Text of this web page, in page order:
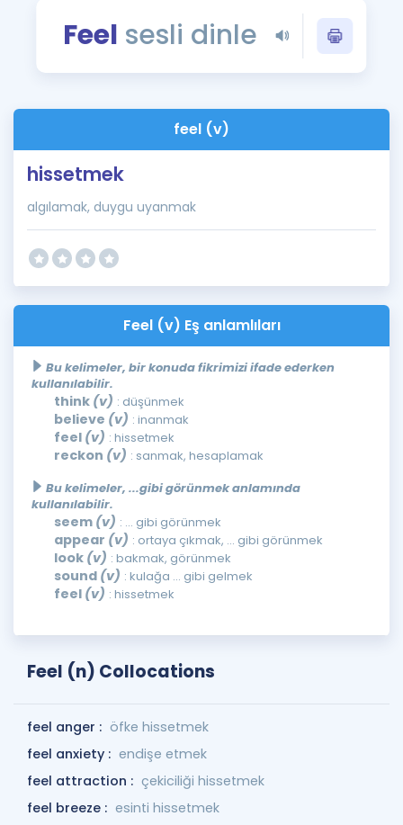
Blog
İngilizce Gramer
Feel sesli dinle
feel (v)
hissetmek
algılamak, duygu uyanmak
Feel (v) Eş anlamlıları
Bu kelimeler, bir konuda fikrimizi ifade ederken
kullanılabilir.
think (v) : düşünmek
believe (v) : inanmak
feel (v) : hissetmek
reckon (v) : sanmak, hesaplamak
Bu kelimeler, ...gibi görünmek anlamında
kullanılabilir.
seem (v) : ... gibi görünmek
appear (v) : ortaya çıkmak, ... gibi görünmek
look (v) : bakmak, görünmek
sound (v) : kulağa ... gibi gelmek
feel (v) : hissetmek
Feel (n) Collocations
feel anger : öfke hissetmek
feel anxiety : endişe etmek
feel attraction : çekiciliği hissetmek
feel breeze : esinti hissetmek